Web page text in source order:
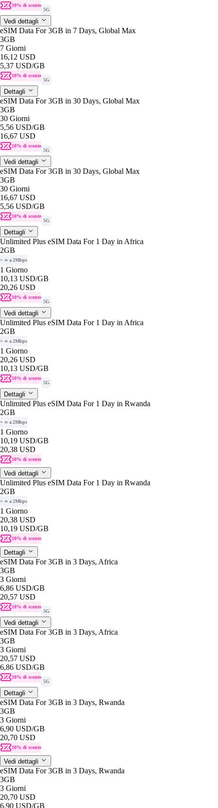
10% di sconto
5G
Vedi dettagli
eSIM Data For 3GB in 7 Days, Global Max
3GB
7 Giorni
16,12 USD
5,37 USD/GB
10% di sconto
5G
Dettagli
eSIM Data For 3GB in 30 Days, Global Max
3GB
30 Giorni
5,56 USD/GB
16,67 USD
10% di sconto
5G
Vedi dettagli
eSIM Data For 3GB in 30 Days, Global Max
3GB
30 Giorni
16,67 USD
5,56 USD/GB
10% di sconto
5G
Dettagli
Unlimited Plus eSIM Data For 1 Day in Africa
2GB
+ ∞ a 2Mbps
1 Giorno
10,13 USD/GB
20,26 USD
10% di sconto
5G
Vedi dettagli
Unlimited Plus eSIM Data For 1 Day in Africa
2GB
+ ∞ a 2Mbps
1 Giorno
20,26 USD
10,13 USD/GB
10% di sconto
5G
Dettagli
Unlimited Plus eSIM Data For 1 Day in Rwanda
2GB
+ ∞ a 2Mbps
1 Giorno
10,19 USD/GB
20,38 USD
10% di sconto
Vedi dettagli
Unlimited Plus eSIM Data For 1 Day in Rwanda
2GB
+ ∞ a 2Mbps
1 Giorno
20,38 USD
10,19 USD/GB
10% di sconto
Dettagli
eSIM Data For 3GB in 3 Days, Africa
3GB
3 Giorni
6,86 USD/GB
20,57 USD
10% di sconto
5G
Vedi dettagli
eSIM Data For 3GB in 3 Days, Africa
3GB
3 Giorni
20,57 USD
6,86 USD/GB
10% di sconto
5G
Dettagli
eSIM Data For 3GB in 3 Days, Rwanda
3GB
3 Giorni
6,90 USD/GB
20,70 USD
10% di sconto
Vedi dettagli
eSIM Data For 3GB in 3 Days, Rwanda
3GB
3 Giorni
20,70 USD
6,90 USD/GB